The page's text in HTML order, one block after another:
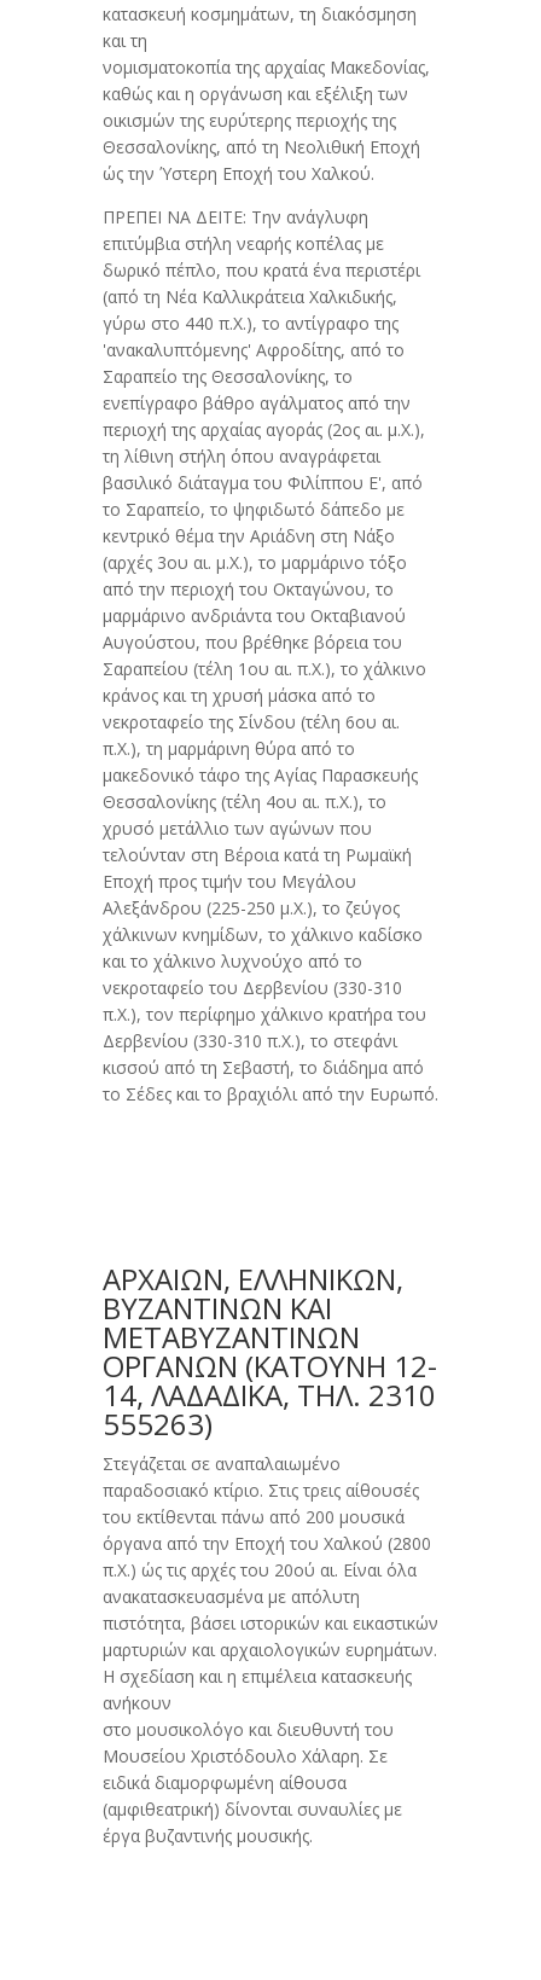
κατασκευή κοσμημάτων, τη διακόσμηση
και τη
νομισματοκοπία της αρχαίας Μακεδονίας,
καθώς και η οργάνωση και εξέλιξη των
οικισμών της ευρύτερης περιοχής της
Θεσσαλονίκης, από τη Νεολιθική Εποχή
ώς την Ύστερη Εποχή του Χαλκού.
ΠΡΕΠΕΙ ΝΑ ΔΕΙΤΕ: Tην ανάγλυφη
επιτύμβια στήλη νεαρής κοπέλας με
δωρικό πέπλο, που κρατά ένα περιστέρι
(από τη Νέα Καλλικράτεια Χαλκιδικής,
γύρω στο 440 π.Χ.), το αντίγραφο της
'ανακαλυπτόμενης' Αφροδίτης, από το
Σαραπείο της Θεσσαλονίκης, το
ενεπίγραφο βάθρο αγάλματος από την
περιοχή της αρχαίας αγοράς (2ος αι. μ.Χ.),
τη λίθινη στήλη όπου αναγράφεται
βασιλικό διάταγμα του Φιλίππου Ε', από
το Σαραπείο, το ψηφιδωτό δάπεδο με
κεντρικό θέμα την Αριάδνη στη Νάξο
(αρχές 3ου αι. μ.Χ.), το μαρμάρινο τόξο
από την περιοχή του Οκταγώνου, το
μαρμάρινο ανδριάντα του Οκταβιανού
Αυγούστου, που βρέθηκε βόρεια του
Σαραπείου (τέλη 1ου αι. π.Χ.), το χάλκινο
κράνος και τη χρυσή μάσκα από το
νεκροταφείο της Σίνδου (τέλη 6ου αι.
π.Χ.), τη μαρμάρινη θύρα από το
μακεδονικό τάφο της Αγίας Παρασκευής
Θεσσαλονίκης (τέλη 4ου αι. π.Χ.), το
χρυσό μετάλλιο των αγώνων που
τελούνταν στη Βέροια κατά τη Ρωμαϊκή
Εποχή προς τιμήν του Μεγάλου
Αλεξάνδρου (225-250 μ.Χ.), το ζεύγος
χάλκινων κνημίδων, το χάλκινο καδίσκο
και το χάλκινο λυχνούχο από το
νεκροταφείο του Δερβενίου (330-310
π.Χ.), τον περίφημο χάλκινο κρατήρα του
Δερβενίου (330-310 π.Χ.), το στεφάνι
κισσού από τη Σεβαστή, το διάδημα από
το Σέδες και το βραχιόλι από την Ευρωπό.
ΑΡΧΑΙΩΝ, ΕΛΛΗΝΙΚΩΝ,
ΒΥΖΑΝΤΙΝΩΝ ΚΑΙ
ΜΕΤΑΒΥΖΑΝΤΙΝΩΝ
ΟΡΓΑΝΩΝ (ΚΑΤΟΎΝΗ 12-
14, ΛΑΔΆΔΙΚΑ, ΤΗΛ. 2310
555263)
Στεγάζεται σε αναπαλαιωμένο
παραδοσιακό κτίριο. Στις τρεις αίθουσές
του εκτίθενται πάνω από 200 μουσικά
όργανα από την Εποχή του Χαλκού (2800
π.Χ.) ώς τις αρχές του 20ού αι. Είναι όλα
ανακατασκευασμένα με απόλυτη
πιστότητα, βάσει ιστορικών και εικαστικών
μαρτυριών και αρχαιολογικών ευρημάτων.
Η σχεδίαση και η επιμέλεια κατασκευής
ανήκουν
στο μουσικολόγο και διευθυντή του
Μουσείου Χριστόδουλο Χάλαρη. Σε
ειδικά διαμορφωμένη αίθουσα
(αμφιθεατρική) δίνονται συναυλίες με
έργα βυζαντινής μουσικής.